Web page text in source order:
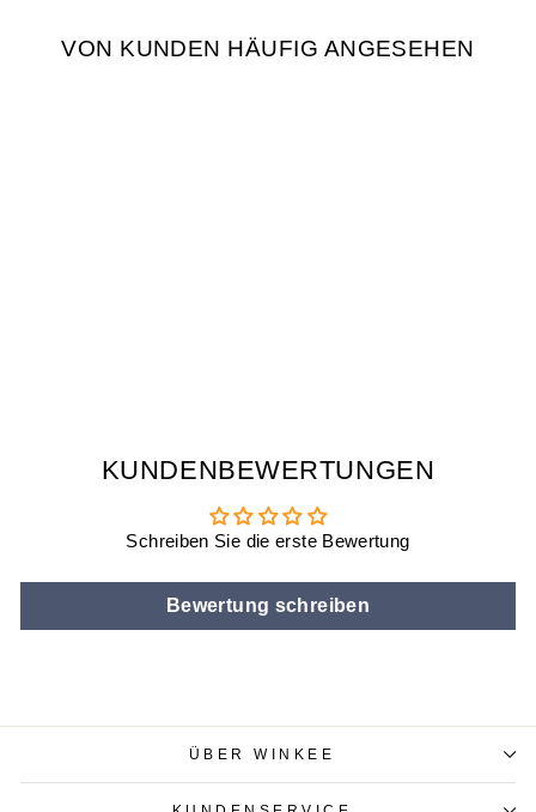
VON KUNDEN HÄUFIG ANGESEHEN
KUNDENBEWERTUNGEN
Schreiben Sie die erste Bewertung
Bewertung schreiben
ÜBER WINKEE